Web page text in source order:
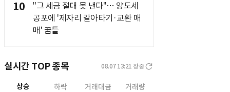
10
"그 세금 절대 못 낸다"… 양도세
공포에 '제자리 갈아타기·교환 매
매' 꿈틀
실시간 TOP 종목 08.07 13:21 장중
상승 하락 거래대금 거래량